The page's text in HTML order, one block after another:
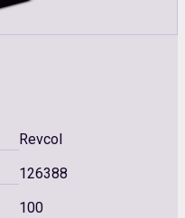
Revcol
126388
100